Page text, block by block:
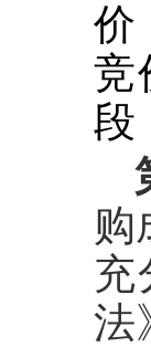
价
竞
段
购
充
法